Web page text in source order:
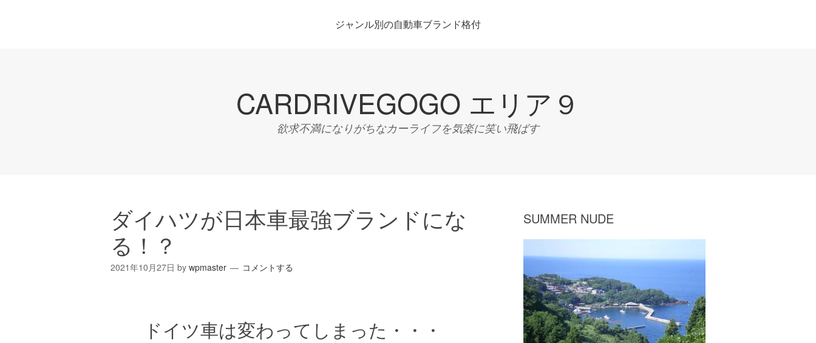
ジャンル別の自動車ブランド格付
CARDRIVEGOGO エリア９
欲求不満になりがちなカーライフを気楽に笑い飛ばす
ダイハツが日本車最強ブランドにな
る！？
2021年10月27日 by wpmaster コメントする
ドイツ車は変わってしまった・・・
SUMMER NUDE